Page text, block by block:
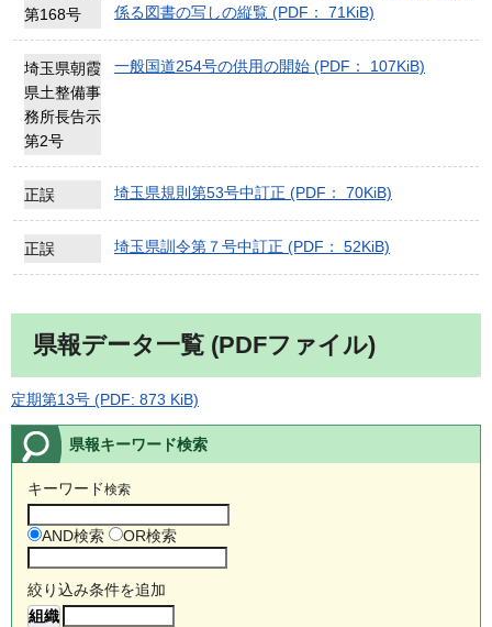
第168号
係る図書の写しの縦覧 (PDF： 71KiB)
埼玉県朝霞
県土整備事
務所長告示
第2号
一般国道254号の供用の開始 (PDF： 107KiB)
正誤 埼玉県規則第53号中訂正 (PDF： 70KiB)
正誤 埼玉県訓令第７号中訂正 (PDF： 52KiB)
県報データ一覧 (PDFファイル)
定期第13号 (PDF: 873 KiB)
県報キーワード検索
キーワード検索
AND検索 OR検索
絞り込み条件を追加